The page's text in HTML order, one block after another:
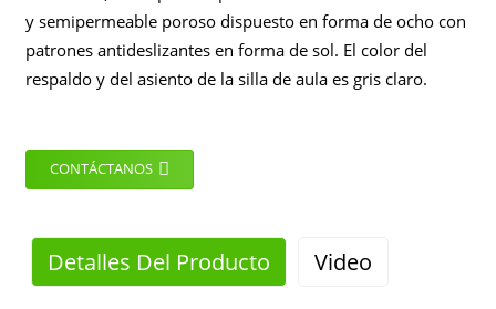
y semipermeable poroso dispuesto en forma de ocho con
patrones antideslizantes en forma de sol. El color del
respaldo y del asiento de la silla de aula es gris claro.
CONTÁCTANOS
Detalles Del Producto Video